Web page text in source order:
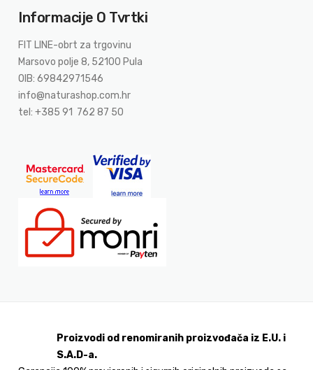
Informacije O Tvrtki
FIT LINE-obrt za trgovinu
Marsovo polje 8, 52100 Pula
OIB: 69842971546
info@naturashop.com.hr
tel: +385 91 762 87 50
Proizvodi od renomiranih proizvođača iz E.U. i
S.A.D-a.